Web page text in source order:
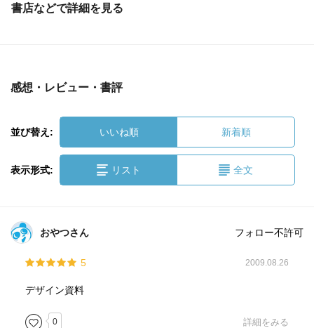
書店などで詳細を見る
感想・レビュー・書評
並び替え: いいね順 新着順
表示形式: リスト 全文
おやつさん フォロー不許可
5 2009.08.26
デザイン資料
0 詳細をみる